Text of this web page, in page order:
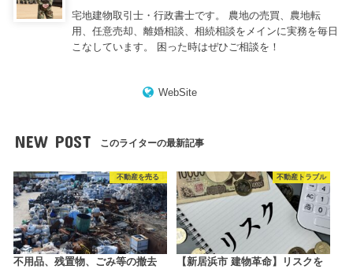
宅地建物取引士・行政書士です。 農地の売買、農地転
用、任意売却、離婚相談、相続相談をメインに実務を毎日
こなしています。 困った時はぜひご相談を！
WebSite
NEW POST このライターの最新記事
不動産を売る
不用品、残置物、ごみ等の撤去
不動産トラブル
【新居浜市 建物革命】リスクを